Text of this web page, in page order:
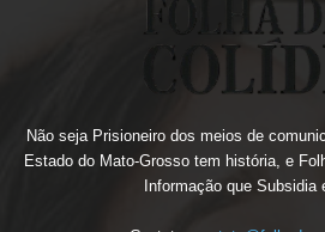
Não seja Prisioneiro dos meios de
Estado do Mato-Grosso tem história, e
Informação que Subsidia